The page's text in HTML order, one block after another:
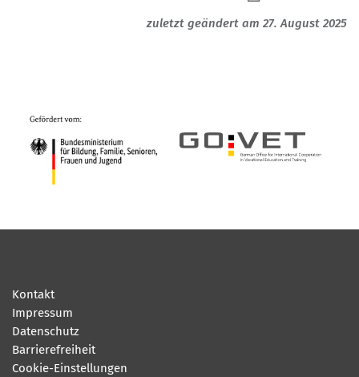
zuletzt geändert am 27. August 2025
Kontakt
Impressum
Datenschutz
Barrierefreiheit
Cookie-Einstellungen